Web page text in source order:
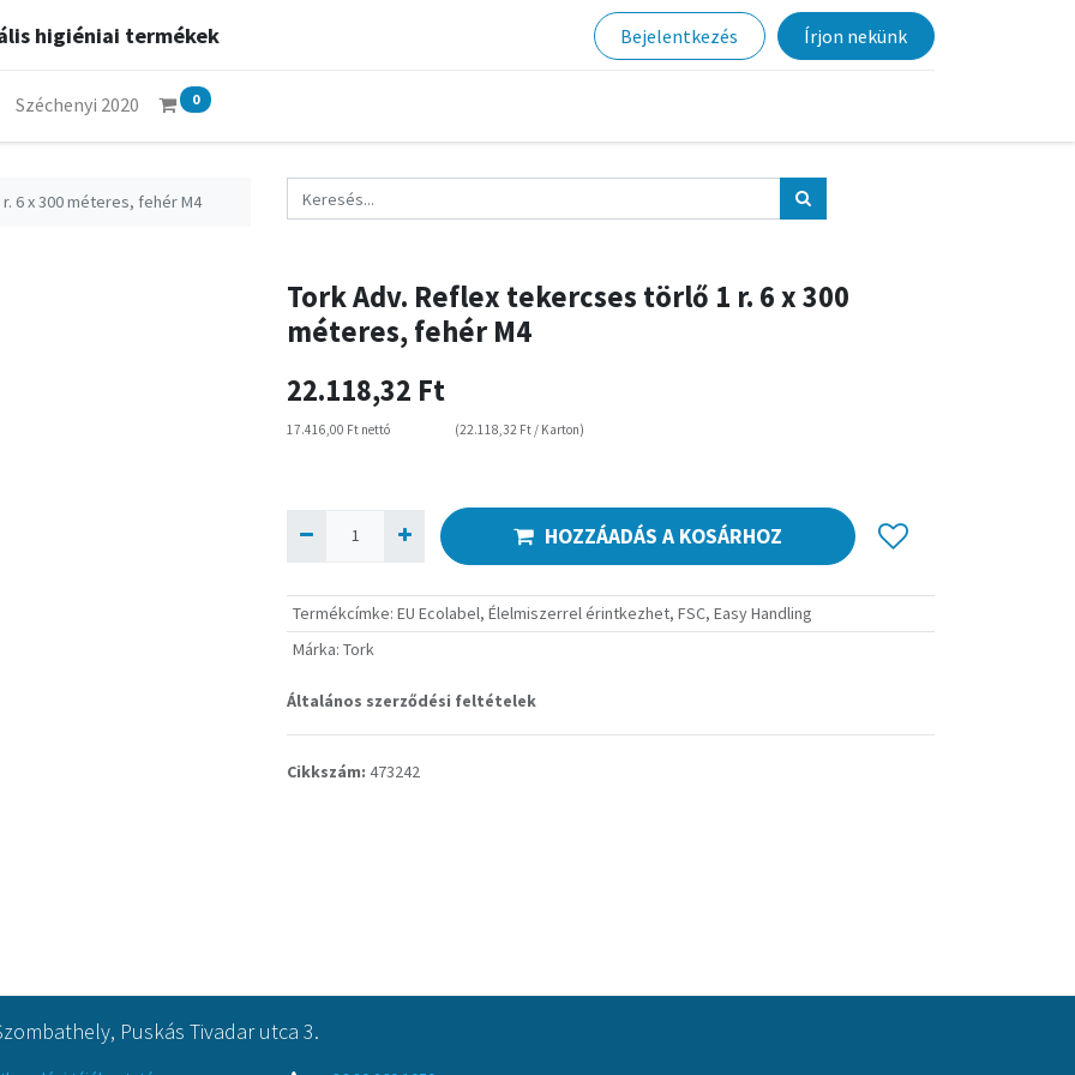
higiéniai termékek Bejelentkezés Írjon nekünk
Széchenyi 2020 0
6 x 300 méteres, fehér M4
Tork Adv. Reflex tekercses törlő 1 r. 6 x 300
méteres, fehér M4
22.118,32 Ft
17.416,00 Ft nettó (22.118,32 Ft / Karton)
HOZZÁADÁS A KOSÁRHOZ
Termékcímke: EU Ecolabel, Élelmiszerrel érintkezhet, FSC, Easy Handling
Márka: Tork
Általános szerződési feltételek
Cikkszám: 473242
Puskás Tivadar utca 3.